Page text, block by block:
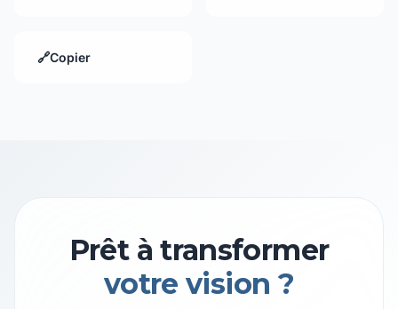
🔗Copier
Prêt à transformer
votre vision ?